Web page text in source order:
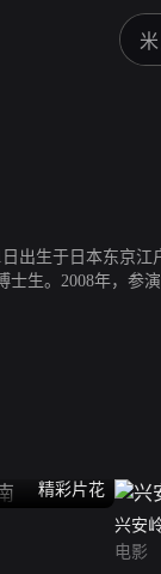
日出生于日本东京
士生。2008年，参
》饰演日置益；
》中饰演渡边；
精彩片花
兴安
电影